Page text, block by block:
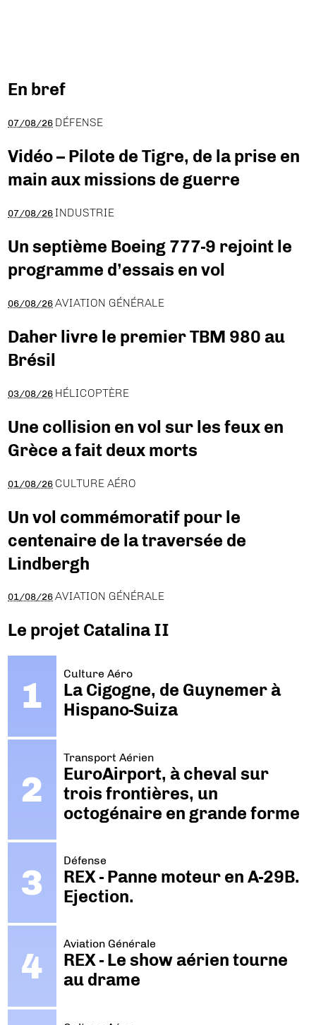
En bref
07/08/26 DÉFENSE
Vidéo – Pilote de Tigre, de la prise en
main aux missions de guerre
07/08/26 INDUSTRIE
Un septième Boeing 777-9 rejoint le
programme d’essais en vol
06/08/26 AVIATION GÉNÉRALE
Daher livre le premier TBM 980 au
Brésil
03/08/26 HÉLICOPTÈRE
Une collision en vol sur les feux en
Grèce a fait deux morts
01/08/26 CULTURE AÉRO
Un vol commémoratif pour le
centenaire de la traversée de
Lindbergh
01/08/26 AVIATION GÉNÉRALE
Le projet Catalina II
Culture Aéro
La Cigogne, de Guynemer à
Hispano-Suiza
Transport Aérien
EuroAirport, à cheval sur
trois frontières, un
octogénaire en grande forme
Défense
REX - Panne moteur en A-29B.
Ejection.
Aviation Générale
REX - Le show aérien tourne
au drame